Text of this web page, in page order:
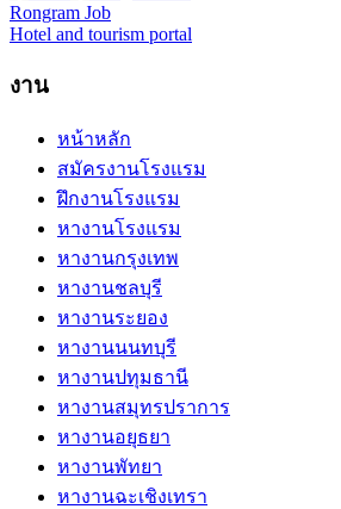
Rongram Job
Hotel and tourism portal
งาน
หน้าหลัก
สมัครงานโรงแรม
ฝึกงานโรงแรม
หางานโรงแรม
หางานกรุงเทพ
หางานชลบุรี
หางานระยอง
หางานนนทบุรี
หางานปทุมธานี
หางานสมุทรปราการ
หางานอยุธยา
หางานพัทยา
หางานฉะเชิงเทรา